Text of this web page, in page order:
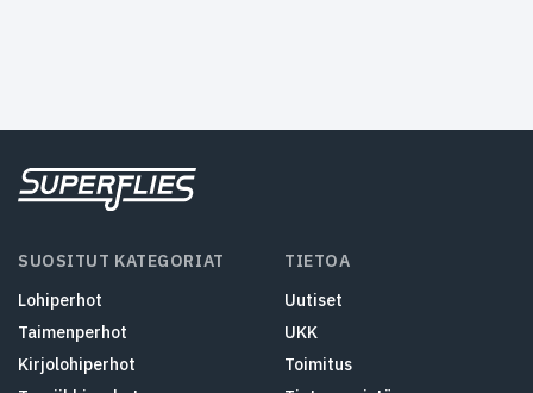
SUOSITUT KATEGORIAT
Lohiperhot
Taimenperhot
Kirjolohiperhot
TIETOA
Uutiset
UKK
Toimitus